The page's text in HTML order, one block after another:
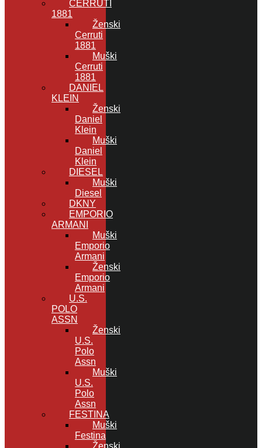
CERRUTI
1881
Ženski
Cerruti
1881
Muški
Cerruti
1881
DANIEL
KLEIN
Ženski
Daniel
Klein
Muški
Daniel
Klein
DIESEL
Muški
Diesel
DKNY
EMPORIO
ARMANI
Muški
Emporio
Armani
Ženski
Emporio
Armani
U.S.
POLO
ASSN
Ženski
U.S.
Polo
Assn
Muški
U.S.
Polo
Assn
FESTINA
Muški
Festina
Ženski